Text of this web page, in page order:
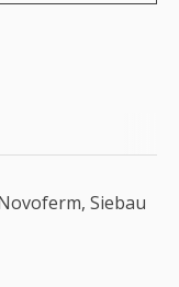
Siebau